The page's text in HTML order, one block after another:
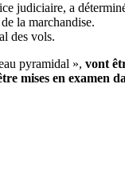
judiciaire, a
la marchandise.
des vols.
pyramidal », vont
mises en examen